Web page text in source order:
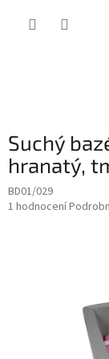
Suchý
hranatý,
BD01/029
Průměrné
1 hodnocení